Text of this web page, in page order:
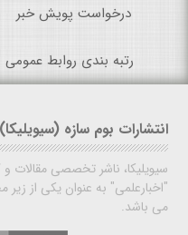
درخواست پویش خبر
رتبه بندی روابط عمومی
انتشارات بوم سازه (سیویلیکا)
سیویلیکا، ناشر تخصصی مقالات
"اخبارعلمی" به عنوان یکی از
می باشد.